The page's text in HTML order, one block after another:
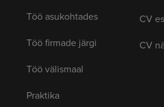
Töö asukohtades
Töö firmade järgi
Töö välismaal
Praktika
CV
CV